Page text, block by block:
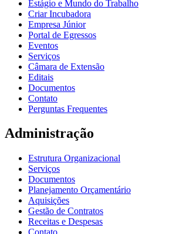
Estágio e Mundo do Trabalho
Criar Incubadora
Empresa Júnior
Portal de Egressos
Eventos
Serviços
Câmara de Extensão
Editais
Documentos
Contato
Perguntas Frequentes
Administração
Estrutura Organizacional
Serviços
Documentos
Planejamento Orçamentário
Aquisições
Gestão de Contratos
Receitas e Despesas